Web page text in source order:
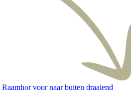
Raamhor voor naar buiten draaiend